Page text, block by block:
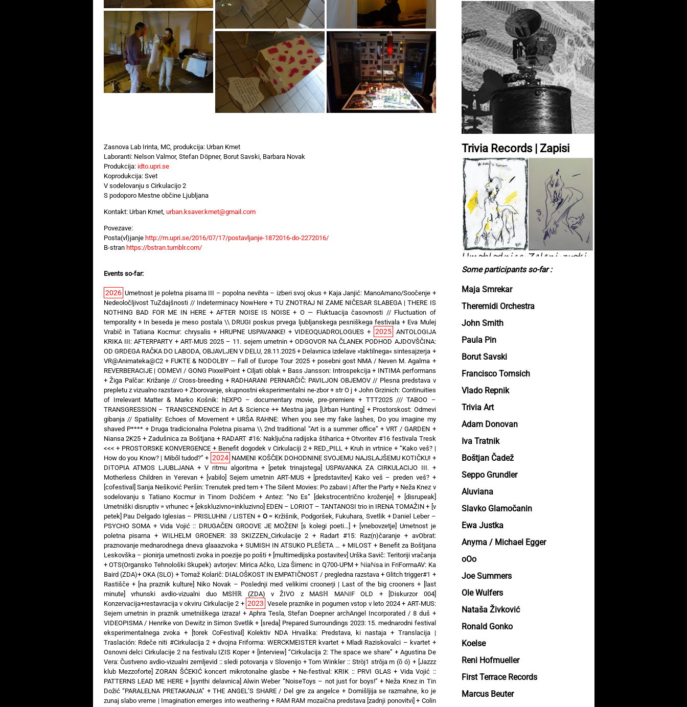
Trivia Records | Zapisi
Some participants so-far :
Maja Smrekar
Theremidi Orchestra
John Smith
Paula Pin
Borut Savski
Francisco Tomsich
Vlado Repnik
Trivia Art
Adam Donovan
Iva Tratnik
Boštjan Čadež
Seppo Grundler
Aluviana
Slavko Glamočanin
Ewa Justka
Anyma / Michael Egger
oOo
Joe Summers
Ole Wulfers
Nataša Živković
Ronald Gonko
Koelse
Reni Hofmueller
First Terrace Records
Marcus Beuter
Zasnova Lab Irinta, MC, produkcija: Urban Kmet
Laboranti: Nelson Valmor, Stefan Döpner, Borut Savski, Barbara Novak
Produkcija: idto.upri.se
Koprodukcija: Svet
V sodelovanju s Cirkulacijo 2
S podoporo Mestne občine Ljubljana
Kontakt: Urban Kmet, urban.ksaver.kmet@gmail.com
Povezave:
Posta(vl)janje http://m.upri.se/2016/07/17/postavljanje-1872016-do-2272016/
B-stran https://bstran.tumblr.com/
Events so-far:
2026 Umetnost je poletna pisarna III – popolna nevihta – izberi svoj okus + Kaja Janjić: ManoAmano/Soočenje+
Nedeoločljivost TuZdajšnosti // Indeterminacy NowHere +TU ZNOTRAJ NI ZAME NIČESAR SLABEGA | THERE IS
NOTHING BAD FOR ME IN HERE + AFTER NOISE IS NOISE+ O — Fluktuacija časovnosti // Fluctuation of
temporality+ In beseda je meso postala \\ DRUGI poskus prvega ljubljanskega pesniškega festivala+ Eva Mulej
Vrabič in Tatiana Kocmur: chrysalis + HRUPNE USPAVANKE!+VIDEOQUADROLOGUES + 2025
ANTOLOGIJA
KRIKA III: AFTERPARTY+ART-MUS 2025 – 11. sejem umetnin+ODGOVOR NA ČLANEK PODHOD AJDOVŠČINA:
OD GRDEGA RAČKA DO LABODA, OBJAVLJEN V DELU, 28.11.2025 + Delavnica izdelave »taktilnega« sintesajzerja +
VR@Animateka@C2+ FUKTE & NODOLBY — Fall of Europe Tour 2025 + posebni gost NMA / Neven M. Agalma +
REVERBERACIJE | ODMEVI / GONG PixxelPoint +Ciljati oblak+ Bass Jansson: Introspekcija+ INTIMA performans
+ Žiga Palčar: Križanje // Cross-breeding + RADHARANI PERNARČIČ: PAVILJON OBJEMOV // Plesna predstava v
prepletu z vizualno razstavo+Zborovanje, skupnostni eksperimentalni ne-zbor+ str O j +John Grzinich: Continuities
of Irrelevant Matter & Marko Košnik: hEXPO – documentary movie, pre-premiere + TTT2025 /// TABOO –
TRANSGRESSION – TRANSCENDENCE in Art & Science ++ Mestna jaga [Urban Hunting] + Prostorskost: Odmevi
gibanja // Spatiality: Echoes of Movement +URŠA RAHNE: When you see my fake lashes, Do you imagine my
shaved P****+ Druga tradicionalna Poletna pisarna \\ 2nd traditional “Art is a summer office” +VRT / GARDEN +
Niansa 2K25 + Zadušnica za Boštjana+ RADART #16: Naključna radijska štiharica +Otvoritev #16 festivala Tresk
<<< + PROSTORSKE KONVERGENCE + Benefit dogodek v Cirkulaciji 2+ RED_PILL + Kruh in vrtnice+ “Kako veš? |
How do you Know? | Miből tudod?”+ 2024 NAMENI KOŠČEK DOHODNINE SVOJEMU NAJSLAJŠEMU KOTIČKU! +
DITOPIA ATMOS LJUBLJANA+ V ritmu algoritma+
[petek trinajstega] USPAVANKA ZA CIRKULACIJO III. +
Motherless Children in Yerevan+ [vabilo] Sejem umetnin ART-MUS + [predstavitev] Kako veš – preden veš?+
[cofestival] Sanja Nešković Peršin: Trenutek pred tem +The Silent Movies: Po zabavi | After the Party + Neža Knez v
sodelovanju s Tatiano Kocmur in Tinom Dožićem+Antez: “No Es” [dekstrocentrično kroženje] +
[disrupeak]
Umetniški disruptiv = vrhunec+ [ekskluzivno=inkluzivno] EDEN – LORIOT – TANTANOSI trio in IRENA TOMAŽIN + [v
petek] Pau Delgado Iglesias – PRISLUHNI / LISTEN + O = Kržišnik, Podgoršek, Fukuhara, Svetlik+ Daniel Leber –
PSYCHO SOMA+ Vida Vojić :: DRUGAČEN GROOVE JE MOŽEN! [s kolegi poeti…] + [vnebovzetje] Umetnost je
poletna pisarna +WILHELM GROENER: 33 SKIZZEN_Cirkulacije 2 + Radart #15: Raz(n)čaranje+ avObrat:
praznovanje mednarodnega dneva glaaazvoka + SUMISH IN ATSUKO PLEŠETA … + MILOST + Benefit za Boštjana
Leskovška – pionirja umetnosti zvoka in poezije po pošti+ [multimedijska postavitev] Urška Savič: Teritoriji vračanja
+OTS(Organsko Tehnološki Skupek) avtorjev: Mirica Ačko, Liza Šimenc in Q700-UPM+ ℕiaℕsa in FriFormaAV: Ka
Baird (ZDA)+ OKA (SLO) +Tomaž Kolarič: DIALOŠKOST IN EMPATIČNOST / pregledna razstava+Glitch trigger#1 +
Rastišče+ [na praznik kulture] Niko Novak – Poslednji med velikimi croonerji | Last of the big crooners +
[last
minute] vrhunski avdio-vizualni duo MSℍℝ (ZDA) v ŽIVO z MASℍ MAℕIF OLD +
[Diskurzor 004]
Konzervacija+restavracija v okviru Cirkulacije 2 + 2023 Vesele praznike in pogumen vstop v leto 2024+ ART-MUS:
Sejem umetnin in praznik umetniškega izraza!+ Aphra Tesla, Stefan Doepner archAngel Incorporated / 8 duš +
VIDEOPISMA / Henrike von Dewitz in Simon Svetlik+ [sreda] Prepared Surroundings 2023: 15. mednarodni festival
eksperimentalnega zvoka + [torek CoFestival] Kolektiv NDA Hrvaška: Predstava, ki nastaja + Translacija |
Traslación: Rdeče niti #Cirkulacija 2 + dvojna Friforma: WERCKMEISTER kvartet + Mladi Raziskovalci – kvartet +
Osnovni delci Cirkulacije 2 na festivalu IZIS Koper+ [interview] “Cirkulacija 2: The space we share” + Agustina De
Vera: Čustveno avdio-vizualni zemljevid :: sledi potovanja v Slovenijo+Tom Winkler :: Stròj1 strôja m (ȍ ó) + [Jazzz
klub Mezzoforte] ZORAN ŠĆEKIĆ koncert mikrotonalne glasbe + Ne-festival: KRIK :: PRVI GLAS+ Vida Vojić ::
PATTERNS LEAD ME HERE+ [synthi delavnica] Alwin Weber “NoiseToys – not just for boys!”+ Neža Knez in Tin
Dožić “PARALELNA PRETAKANJA”+THE ANGEL’S SHARE / Del gre za angelce + Domišljija se razmahne, ko je
zunaj slabo vreme | Imagination emerges into weathering + RAM RAM mozaična predstava [zadnji ponovitvi] + Colin